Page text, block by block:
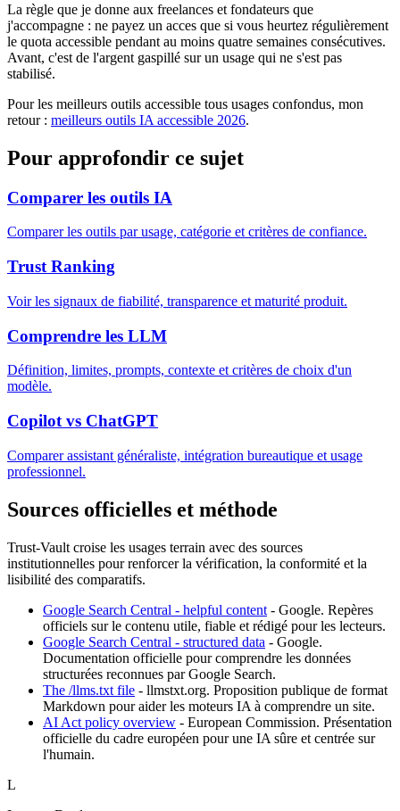
La règle que je donne aux freelances et fondateurs que
j'accompagne : ne payez un acces que si vous heurtez régulièrement
le quota accessible pendant au moins quatre semaines consécutives.
Avant, c'est de l'argent gaspillé sur un usage qui ne s'est pas
stabilisé.
Pour les meilleurs outils accessible tous usages confondus, mon
retour : meilleurs outils IA accessible 2026.
Pour approfondir ce sujet
Comparer les outils IA
Comparer les outils par usage, catégorie et critères de confiance.
Trust Ranking
Voir les signaux de fiabilité, transparence et maturité produit.
Comprendre les LLM
Définition, limites, prompts, contexte et critères de choix d'un
modèle.
Copilot vs ChatGPT
Comparer assistant généraliste, intégration bureautique et usage
professionnel.
Sources officielles et méthode
Trust-Vault croise les usages terrain avec des sources
institutionnelles pour renforcer la vérification, la conformité et la
lisibilité des comparatifs.
Google Search Central - helpful content - Google. Repères
officiels sur le contenu utile, fiable et rédigé pour les lecteurs.
Google Search Central - structured data - Google.
Documentation officielle pour comprendre les données
structurées reconnues par Google Search.
The /llms.txt file - llmstxt.org. Proposition publique de format
Markdown pour aider les moteurs IA à comprendre un site.
AI Act policy overview - European Commission. Présentation
officielle du cadre européen pour une IA sûre et centrée sur
l'humain.
L